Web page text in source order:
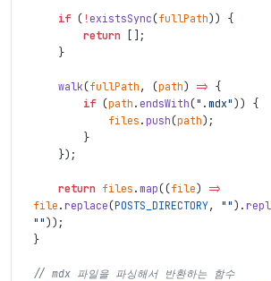
if ( ! existsSync(fullPath) )
{
return
;
}
walk(fullPath , (path) => {
if (path . endsWith(".mdx" ) )
{
files . push(path) ;
}
}) ;
return files . map((file)
=>
file . replace(POSTS_DIRECTORY, "" ) .
"" ) ) ;
}
// mdx 파일을 파싱해서 반환하는 함수